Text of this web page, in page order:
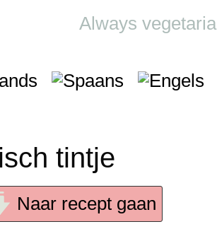
Always
tintje
Naar recept gaan